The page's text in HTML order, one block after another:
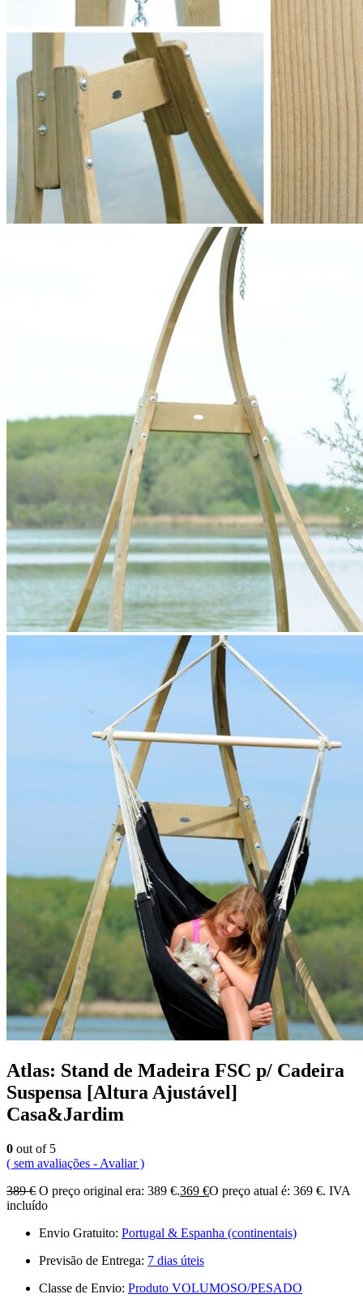
Atlas: Stand de Madeira FSC p/ Cadeira
Suspensa [Altura Ajustável]
Casa&Jardim
0 out of 5
( sem avaliações - Avaliar )
389€ O preço original era: 389 €.369 €O preço atual é: 369 €. IVA
incluído
Envio Gratuito: Portugal & Espanha (continentais)
Previsão de Entrega: 7 dias úteis
Classe de Envio: Produto VOLUMOSO/PESADO